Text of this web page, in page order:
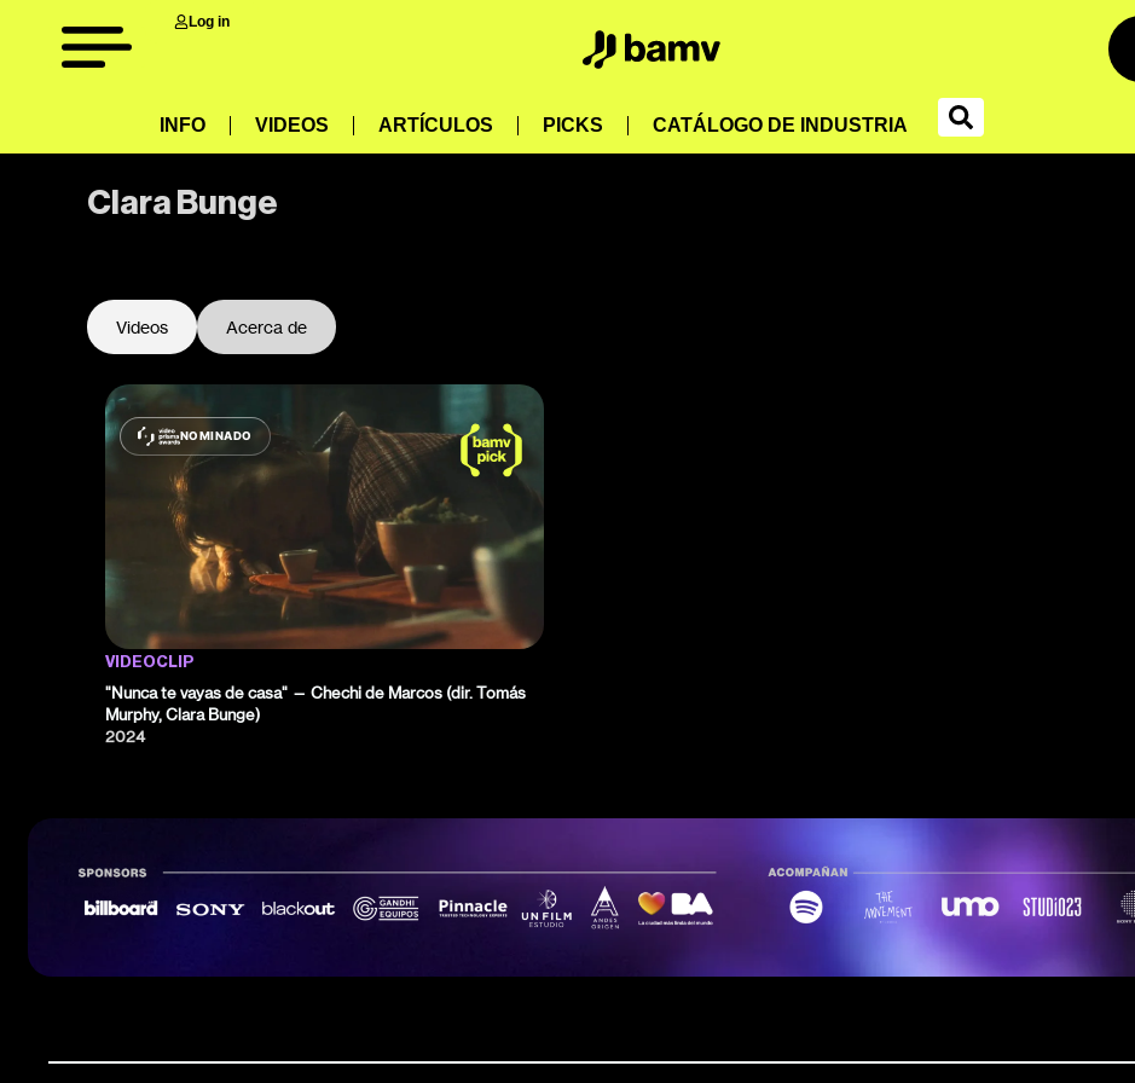
Log in
INFO VIDEOS ARTÍCULOS PICKS CATÁLOGO DE INDUSTRIA
Clara Bunge
Videos Acerca de
NOMINADO
VIDEOCLIP
"Nunca te vayas de casa" — Chechi de Marcos (dir. Tomás
Murphy, Clara Bunge)
2024